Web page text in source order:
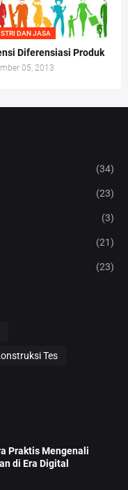
DAN JASA
Diferensiasi Produk
05, 2013
(34)
(23)
(3)
(21)
(23)
Tes
Praktis Mengenali
di Era Digital